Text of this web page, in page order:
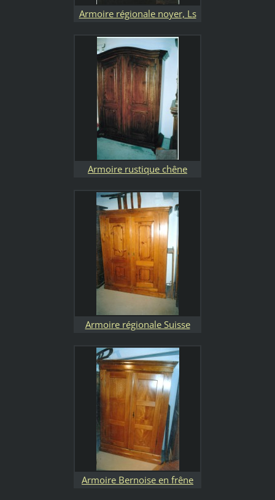
Armoire régionale noyer, Ls
Armoire rustique chêne
Armoire régionale Suisse
marqueterie
Armoire Bernoise en frêne